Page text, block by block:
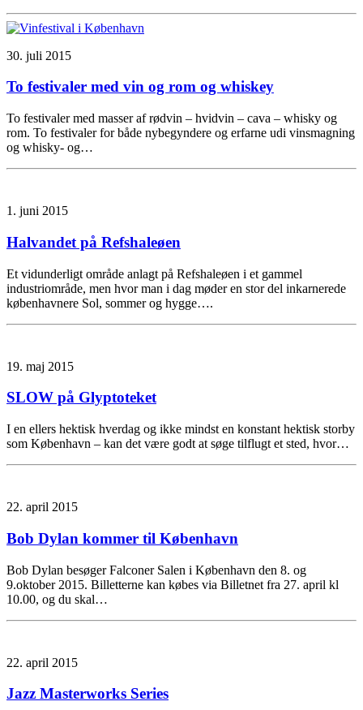
30. juli 2015
To festivaler med vin og rom og whiskey
To festivaler med masser af rødvin – hvidvin – cava – whisky og
rom. To festivaler for både nybegyndere og erfarne udi vinsmagning
og whisky- og…
1. juni 2015
Halvandet på Refshaleøen
Et vidunderligt område anlagt på Refshaleøen i et gammel
industriområde, men hvor man i dag møder en stor del inkarnerede
københavnere Sol, sommer og hygge….
19. maj 2015
SLOW på Glyptoteket
I en ellers hektisk hverdag og ikke mindst en konstant hektisk storby
som København – kan det være godt at søge tilflugt et sted, hvor…
22. april 2015
Bob Dylan kommer til København
Bob Dylan besøger Falconer Salen i København den 8. og
9.oktober 2015. Billetterne kan købes via Billetnet fra 27. april kl
10.00, og du skal…
22. april 2015
Jazz Masterworks Series